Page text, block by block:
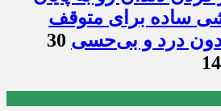
ساده برای متوقف
درد و بی‌حسی 30